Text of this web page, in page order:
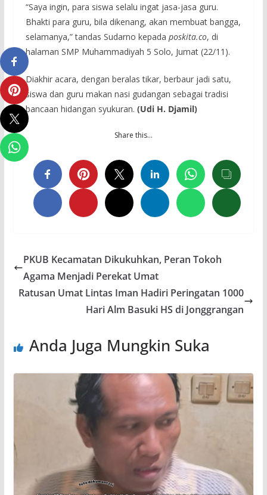
“Saya ingin, para siswa selalu ingat jasa-jasa guru.
Bhakti para guru, bila dikenang, akan membuat bangga,
selamanya,” tandas Sudarno kepada poskita.co, di
halaman SMP Muhammadiyah 5 Solo, Jumat (22/11).
Diakhir acara, dengan beralas tikar, berbaur jadi satu,
siswa dan guru makan nasi gudangan sebagai tradisi
bancaan hidangan syukuran. (Udi H. Djamil)
Share this…
PKUB Kecamatan Dikukuhkan, Peran Tokoh
Agama Menjadi Perekat Umat
Ratusan Umat Lintas Iman Hadiri Peringatan 1000
Hari Alm Basuki HS di Jonggrangan
Anda Juga Mungkin Suka